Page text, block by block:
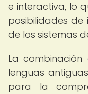
e interactiva, lo
posibilidades de
de los sistemas
La
lenguas
para la